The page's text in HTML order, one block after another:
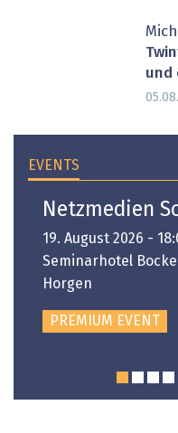
und
EVENTS
Netzmedien
19. August 2026 -
Seminarhotel
Horgen
PREMIUM EVENT